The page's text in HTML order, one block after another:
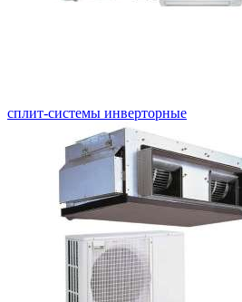
сплит-системы инверторные